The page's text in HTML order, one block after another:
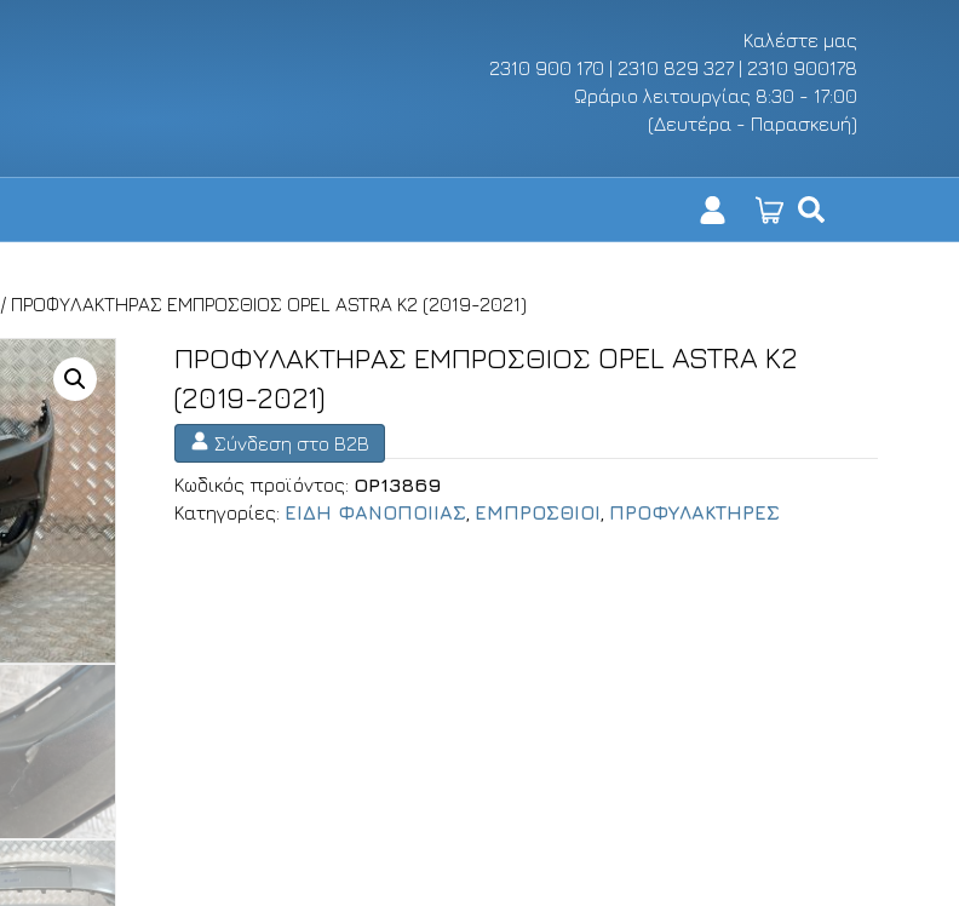
Καλέστε μας
2310 900 170 | 2310 829 327 | 2310 900178
Ωράριο λειτουργίας 8:30 - 17:00
(Δευτέρα - Παρασκευή)
/ ΠΡΟΦΥΛΑΚΤΗΡΑΣ ΕΜΠΡΟΣΘΙΟΣ OPEL ASTRA K2 (2019-2021)
ΠΡΟΦΥΛΑΚΤΗΡΑΣ ΕΜΠΡΟΣΘΙΟΣ OPEL ASTRA K2
(2019-2021)
Σύνδεση στο B2B
Κωδικός προϊόντος: OP13869
Κατηγορίες: ΕΙΔΗ ΦΑΝΟΠΟΙΙΑΣ ΕΜΠΡΟΣΘΙΟΙ ΠΡΟΦΥΛΑΚΤΗΡΕΣ